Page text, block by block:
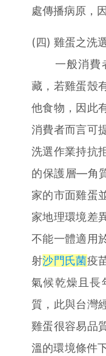
處傳播病原，
(四) 雞蛋之洗
一般消費者
藏，若雞蛋殼
他食物，因此
消費者而言可
洗選作業持抗
的保護層—角
家的市面雞蛋
家地理環境差
不能一體適用
射沙門氏菌疫
氣候乾燥且長
質，此與台灣
雞蛋很容易品
溫的環境條件